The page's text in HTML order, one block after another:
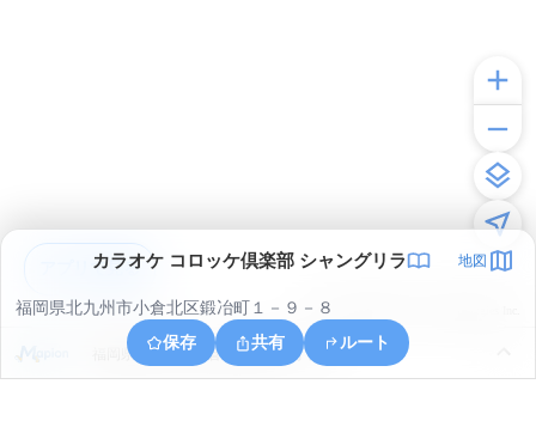
© ONE COMPATH © GeoTechnologies Inc.
カラオケ コロッケ倶楽部 シャングリラ 地図
福岡県北九州市小倉北区鍛冶町１－９－８
保存
共有 ルート
福岡県北九州市小倉北区高浜２丁目１
アプリで見る